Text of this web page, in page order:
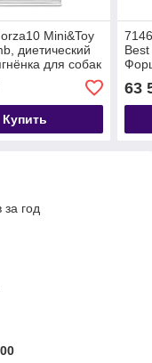
Mini&Toy
диетический
для собак
Купить
уп.
63
год